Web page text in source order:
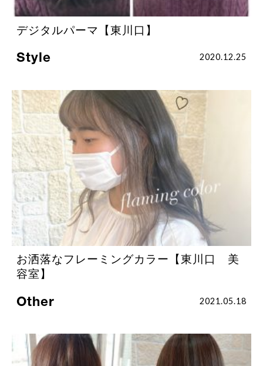
デジタルパーマ【東川口】
Style 2020.12.25
お洒落なフレーミングカラー【東川口 美
容室】
Other 2021.05.18